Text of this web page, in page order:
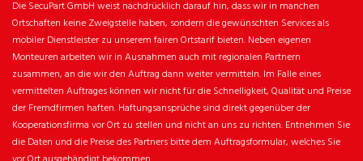
Die SecuPart GmbH weist nachdrücklich darauf hin, dass wir in manchen
Ortschaften keine Zweigstelle haben, sondern die gewünschten Services als
mobiler Dienstleister zu unserem fairen Ortstarif bieten. Neben eigenen
Monteuren arbeiten wir in Ausnahmen auch mit regionalen Partnern
zusammen, an die wir den Auftrag dann weiter vermitteln. Im Falle eines
vermittelten Auftrages können wir nicht für die Schnelligkeit, Qualität und Preise
der Fremdfirmen haften. Haftungsansprüche sind direkt gegenüber der
Kooperationsfirma vor Ort zu stellen und nicht an uns zu richten. Entnehmen Sie
die Daten und die Preise des Partners bitte dem Auftragsformular, welches Sie